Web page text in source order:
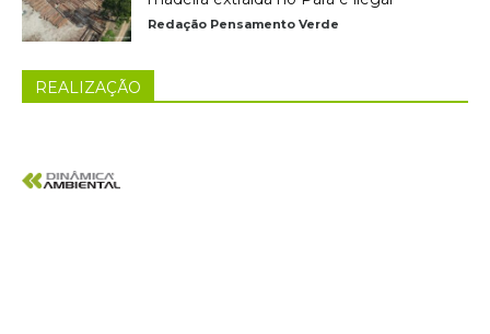
Redação Pensamento Verde
REALIZAÇÃO